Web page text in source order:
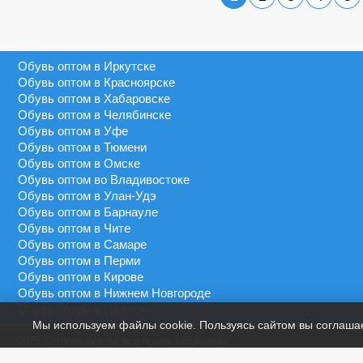
MEIGIANNAS
MEKO MELO
MIMOER
MOLO
MOMOTARI
NASIMUDA
NICOLETTA
OLADI
PALIAMENT
QIYA
S&L
SAIJUN
41 - 45
41 - 46
45 - 50
46 - 48
46 - 49
46 - 50
Синий
Сиреневый
Темно-синий
Фиолетовый
Черный
Обувь оптом в Иркутске
Обувь оптом в Красноярске
Обувь оптом в Хабаровске
Обувь оптом в Челябинске
Обувь оптом в Уфе
Обувь оптом в Тюмени
Обувь оптом в Омске
Обувь оптом во Владивостоке
Обувь оптом в Улан-Удэ
Обувь оптом в Барнауле
Обувь оптом в Чите
Обувь оптом в Самаре
Обувь оптом в Перми
Обувь оптом в Кирове
Обувь оптом в Нижнем Новгороде
Мы используем файлы cookie. Пользуясь сайтом вы